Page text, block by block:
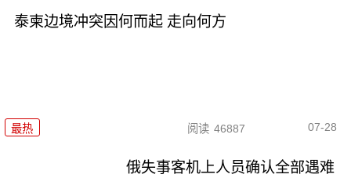
泰柬边境冲突因何而起 走向何方
最热 阅读 46887 07-28
俄失事客机上人员确认全部遇难